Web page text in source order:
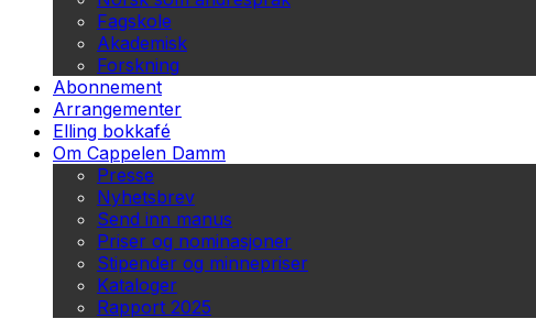
Fagskole
Akademisk
Forskning
Abonnement
Arrangementer
Elling bokkafé
Om Cappelen Damm
Presse
Nyhetsbrev
Send inn manus
Priser og nominasjoner
Stipender og minnepriser
Kataloger
Rapport 2025